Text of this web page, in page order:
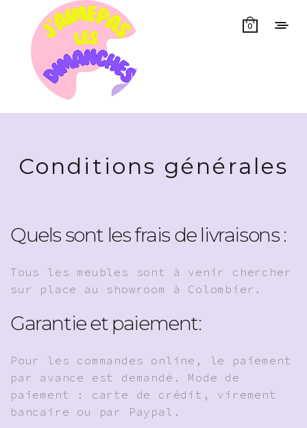
0
Conditions générales
Quels sont les frais de livraisons :
Tous les meubles sont à venir chercher
sur place au showroom à Colombier.
Garantie et paiement:
Pour les commandes online, le paiement
par avance est demandé. Mode de
paiement : carte de crédit, virement
bancaire ou par Paypal.